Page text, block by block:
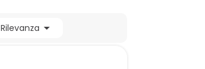
Rilevanza 